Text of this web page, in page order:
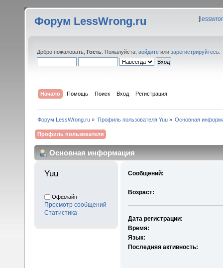
Форум LessWrong.ru [
Добро пожаловать, Гость . Пожалуйста, войдите или зарегистрируйтесь
Начало Помощь Поиск Вход Регистрация
Форум LessWrong.ru » Профиль пользователя Yuu» Основная
Профиль пользователя
Основная информация
Yuu
Оффлайн
Просмотр сообщений
Статистика
Сообщений:
Возраст:
Дата регистрации:
Время:
Язык:
Последняя активность: